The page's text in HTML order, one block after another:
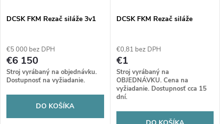
e
p
r
o
s
r
o
d
DCSK FKM Rezač siláže 3v1
€5 000 bez DPH
€6 150
Stroj vyrábaný na objednávku.
Dostupnosť na vyžiadanie.
DO KOŠÍKA
DCSK FKM Rezač siláže
€0,81 bez DPH
€1
Stroj vyrábaný na
OBJEDNÁVKU. Cena na
vyžiadanie. Dostupnosť cca 15
dní.